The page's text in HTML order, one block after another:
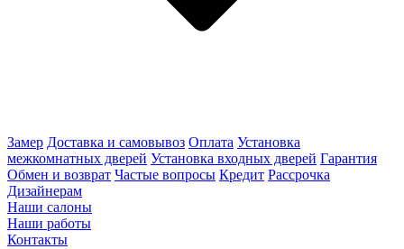
Замер Доставка и самовывоз Оплата Установка
межкомнатных дверей Установка входных дверей Гарантия
Обмен и возврат Частые вопросы Кредит Рассрочка
Дизайнерам
Наши салоны
Наши работы
Контакты